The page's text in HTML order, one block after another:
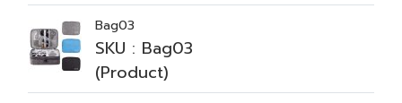
Bag03
SKU : Bag03
(Product)